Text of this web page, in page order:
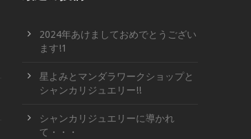
2024年あけましておめでとうござい
ます!1
星よみとマンダラワークショップと
シャンカリジュエリー!!
シャンカリジュエリーに導かれ
て・・・